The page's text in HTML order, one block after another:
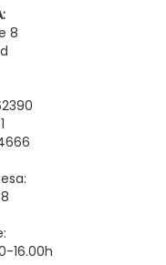
8
16.00h